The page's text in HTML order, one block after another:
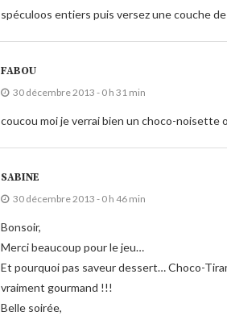
spéculoos entiers puis versez une couche
FABOU
30 décembre 2013 - 0 h 31 min
coucou moi je verrai bien un choco-noisette
SABINE
30 décembre 2013 - 0 h 46 min
Bonsoir,
Merci beaucoup pour le jeu…
Et pourquoi pas saveur dessert… Choco-
vraiment gourmand !!!
Belle soirée,